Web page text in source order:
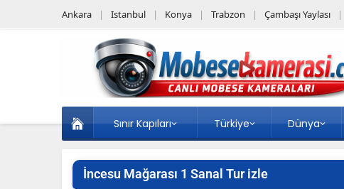
Ankara Istanbul Konya Trabzon Çambaşı Yaylası
Sınır Kapıları Türkiye Dünya
İncesu Mağarası 1 Sanal Tur izle